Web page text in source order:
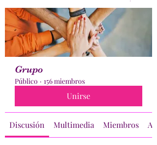
Grupo
Público · 156 miembros
Unirse
Discusión Multimedia Miembros